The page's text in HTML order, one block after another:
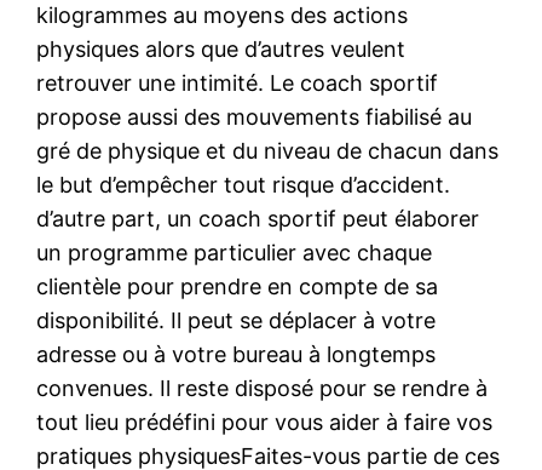
kilogrammes au moyens des actions
physiques alors que d’autres veulent
retrouver une intimité. Le coach sportif
propose aussi des mouvements fiabilisé au
gré de physique et du niveau de chacun dans
le but d’empêcher tout risque d’accident.
d’autre part, un coach sportif peut élaborer
un programme particulier avec chaque
clientèle pour prendre en compte de sa
disponibilité. Il peut se déplacer à votre
adresse ou à votre bureau à longtemps
convenues. Il reste disposé pour se rendre à
tout lieu prédéfini pour vous aider à faire vos
pratiques physiquesFaites-vous partie de ces